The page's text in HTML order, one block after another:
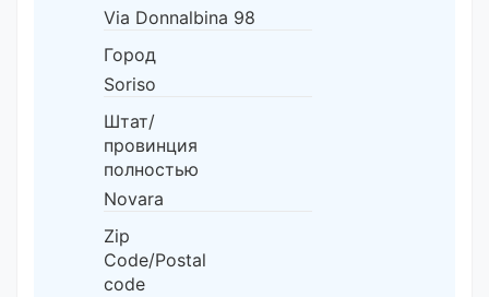
Via Donnalbina 98
Город
Soriso
Штат/
провинция
полностью
Novara
Zip
Code/Postal
code